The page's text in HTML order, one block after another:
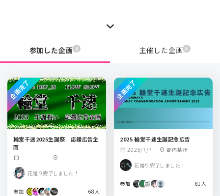
参加した企画 3 主催した企画 0
輪堂千速2025生誕祭 応援広告企
画
calendar_month - location_on
花贈り完了しました！
参加 68人
企画完了
2025 輪堂千速生誕記念広告
calendar_month 2025/7/7 location_on 都内某所
花贈り完了しました！
参加 81人
企画完了